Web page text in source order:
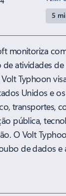
5
monitoriza
atividades
Typhoon
Unidos e
transportes,
pública,
O Volt
de dados e